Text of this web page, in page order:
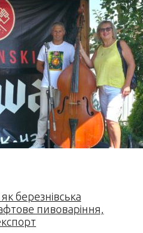
березнівська
пивоваріння,